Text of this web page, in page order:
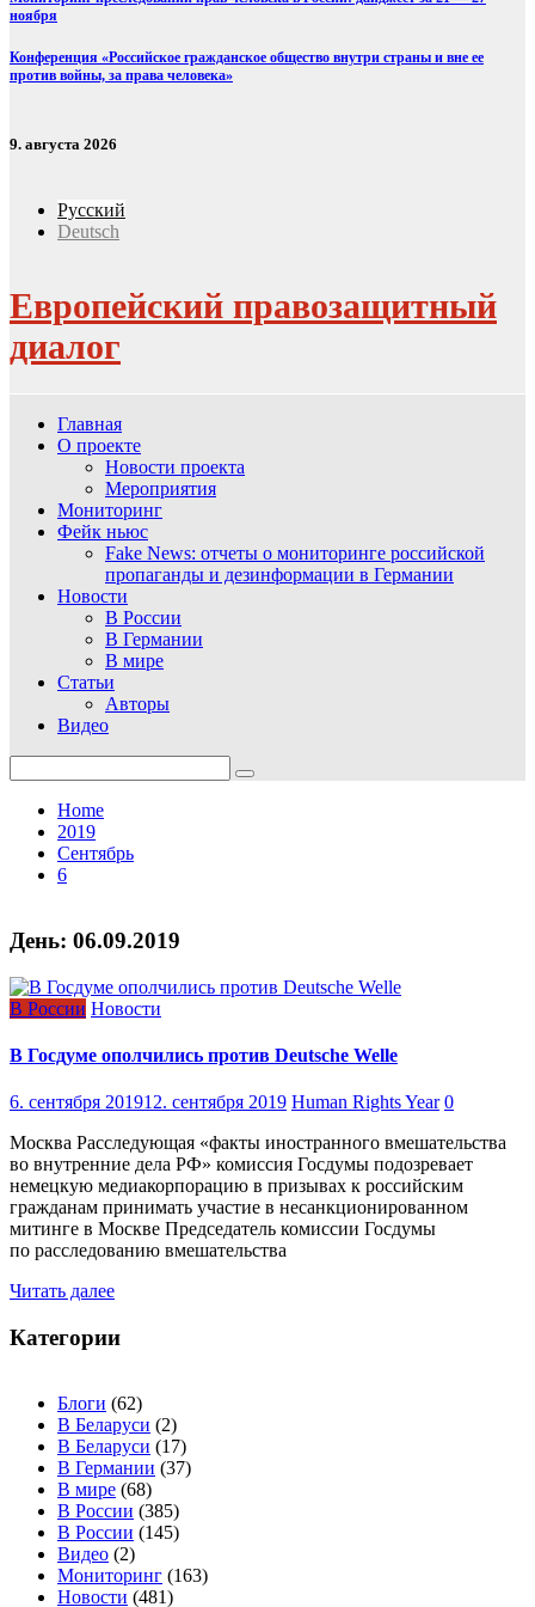
ноября
Конференция «Российское гражданское общество внутри страны и вне ее
против войны, за права человека»
9. августа 2026
Русский
Deutsch
Европейский правозащитный
диалог
Главная
О проекте
Новости проекта
Мероприятия
Мониторинг
Фейк ньюс
Fake News: отчеты о мониторинге российской
пропаганды и дезинформации в Германии
Новости
В России
В Германии
В мире
Статьи
Авторы
Видео
for:
Home
2019
Сентябрь
6
День: 06.09.2019
В России Новости
В Госдуме ополчились против Deutsche Welle
6. сентября 201912. сентября 2019 Human Rights Year 0
Москва Расследующая «факты иностранного вмешательства
во внутренние дела РФ» комиссия Госдумы подозревает
немецкую медиакорпорацию в призывах к российским
гражданам принимать участие в несанкционированном
митинге в Москве Председатель комиссии Госдумы
по расследованию вмешательства
Читать далее
Категории
Блоги (62)
В Беларуси (2)
В Беларуси (17)
В Германии (37)
В мире (68)
В России (385)
В России (145)
Видео (2)
Мониторинг (163)
Новости (481)